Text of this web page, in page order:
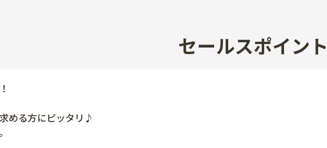
セールスポイント
める方にピッタリ♪